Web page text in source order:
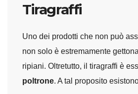
Tiragraffi
Uno dei prodotti che non può
non solo è estremamente
ripiani. Oltretutto, il tiragraffi è
poltrone. A tal proposito